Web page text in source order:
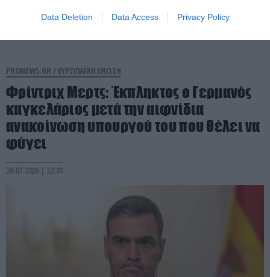
Data Deletion Data Access Privacy Policy
PRONEWS.GR / ΕΥΡΩΠΑΪΚΗ ΕΝΩΣΗ
Φρίντριχ Μερτς: Έκπληκτος ο Γερμανός
καγκελάριος μετά την αιφνίδια
ανακοίνωση υπουργού του που θέλει να
φύγει
26.07.2026 | 22:01